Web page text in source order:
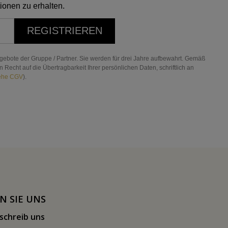
zu erhalten.
REGISTRIEREN
der Gruppe / Partner. Sie werden für drei Jahre aufbewahrt. Gemäß
auf die Übertragbarkeit Ihrer persönlichen Daten, schriftlich an
CGV).
SIE UNS
schreib uns